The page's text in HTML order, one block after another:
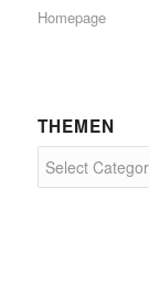
Homepage
THEMEN